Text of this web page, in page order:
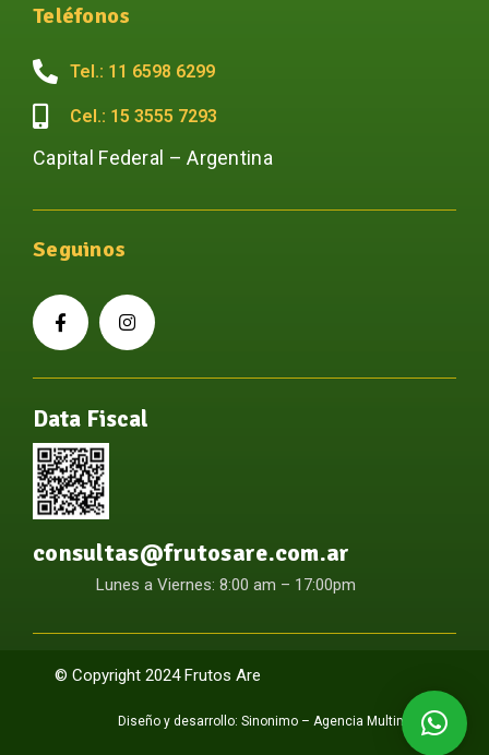
Teléfonos
Tel.: 11 6598 6299
Cel.: 15 3555 7293
Capital Federal – Argentina
Seguinos
Data Fiscal
consultas@frutosare.com.ar
Lunes a Viernes: 8:00 am – 17:00pm
© Copyright 2024 Frutos Are
Diseño y desarrollo: Sinonimo – Agencia Multimedia